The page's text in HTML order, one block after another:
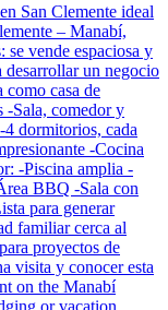
San Clemente ideal
– Manabí,
vende espaciosa y
desarrollar un negocio
como casa de
-Sala, comedor y
dormitorios, cada
-Cocina
-Piscina amplia -
BBQ -Sala con
para generar
familiar cerca al
proyectos de
visita y conocer esta
on the Manabí
or vacation